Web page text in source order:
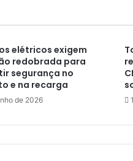
elétricos exigem
redobrada para
segurança no
e na recarga
de 2026